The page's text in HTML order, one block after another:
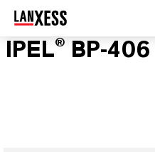
IPEL® BP-406